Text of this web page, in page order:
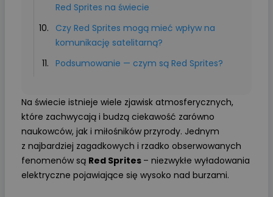
Red Sprites na świecie
Czy Red Sprites mogą mieć wpływ na
komunikację satelitarną?
Podsumowanie — czym są Red Sprites?
Na świecie istnieje wiele zjawisk atmosferycznych,
które zachwycają i budzą ciekawość zarówno
naukowców, jak i miłośników przyrody. Jednym
z najbardziej zagadkowych i rzadko obserwowanych
fenomenów są Red Sprites – niezwykłe wyładowania
elektryczne pojawiające się wysoko nad burzami.